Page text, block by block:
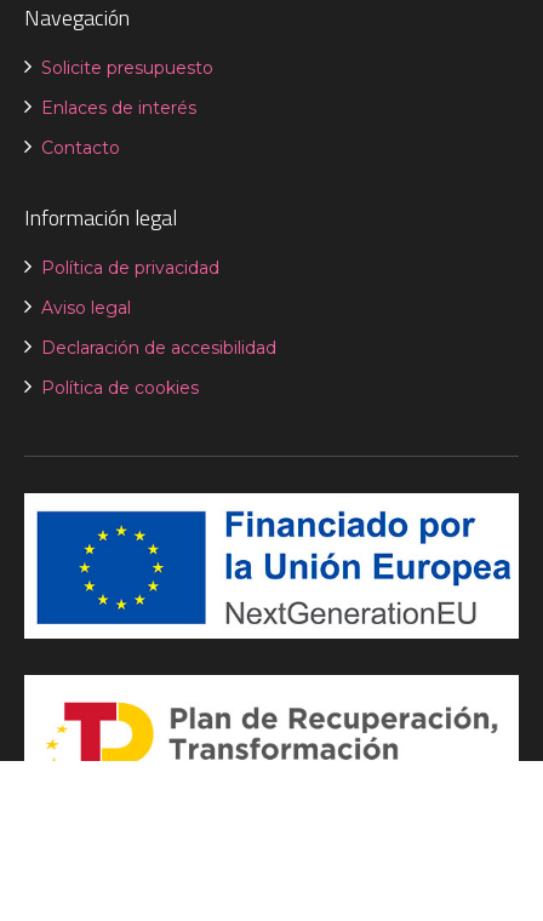
Navegación
Solicite presupuesto
Enlaces de interés
Contacto
Información legal
Política de privacidad
Aviso legal
Declaración de accesibilidad
Política de cookies